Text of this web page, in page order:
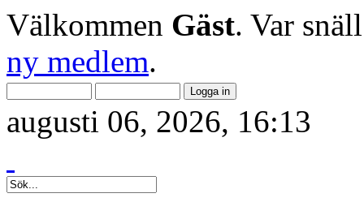
Välkommen Gäst. Var
ny medlem.
augusti 06, 2026, 16:13